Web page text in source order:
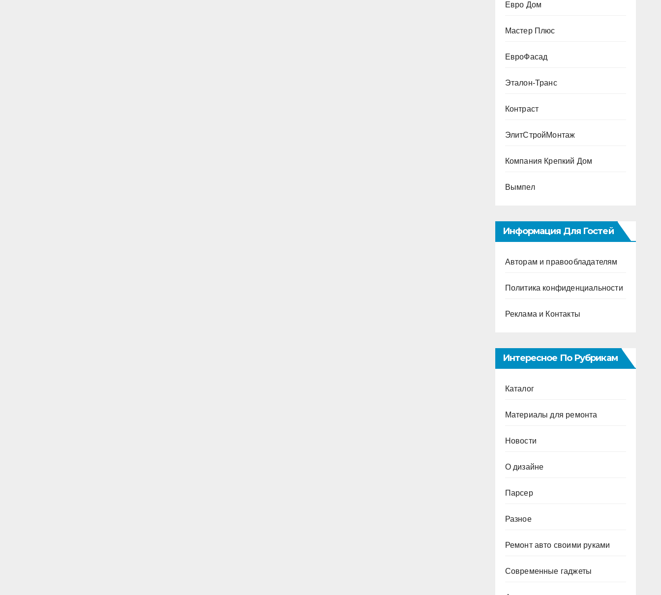
Евро Дом
Мастер Плюс
ЕвроФасад
Эталон-Транс
Контраст
ЭлитСтройМонтаж
Компания Крепкий Дом
Вымпел
Информация Для Гостей
Авторам и правообладателям
Политика конфиденциальности
Реклама и Контакты
Интересное По Рубрикам
Каталог
Материалы для ремонта
Новости
О дизайне
Парсер
Разное
Ремонт авто своими руками
Современные гаджеты